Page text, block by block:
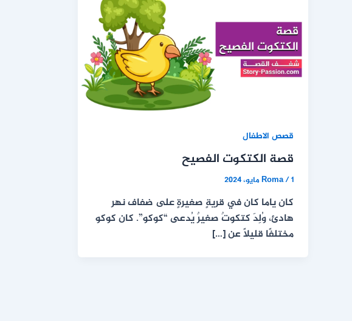
قصص الاطفال
قصة الكتكوت الفصيح
Roma/1 مايو، 2024
كان ياما كان في قريةٍ صغيرةٍ على ضفاف نهر
هادئ، وُلِدَ كتكوتٌ صغيرٌ يُدعى “كوكو”. كان كوكو
مختلفًا قليلًا عن […]